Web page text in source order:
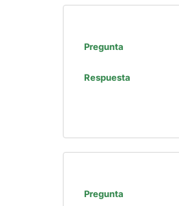
Pregunta
Respuesta
Pregunta